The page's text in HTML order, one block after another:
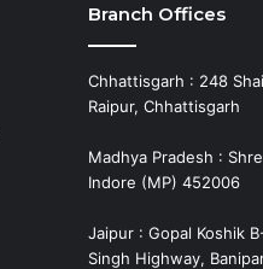
Branch Offices
Chhattisgarh : 248
Raipur, Chhattisgarh
Madhya Pradesh :
Indore (MP) 452006
Jaipur : Gopal Koshik
Singh Highway,